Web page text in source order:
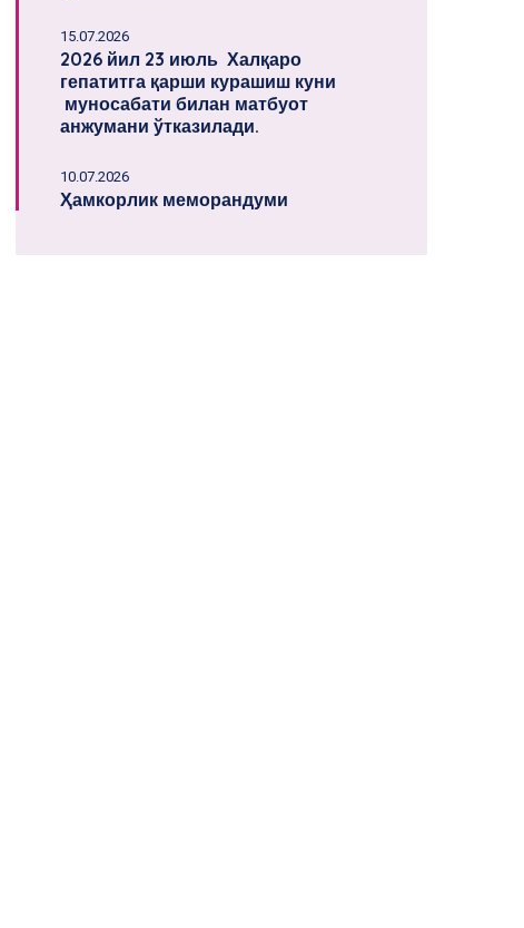
15.07.2026
2026 йил 23 июль Халқаро
гепатитга қарши курашиш куни
муносабати билан матбуот
анжумани ўтказилади.
10.07.2026
Ҳамкорлик меморандуми